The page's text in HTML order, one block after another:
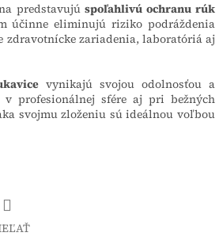
predstavujú spoľahlivú ochranu rúk
účinne eliminujú riziko podráždenia
zdravotnícke zariadenia, laboratóriá aj
vynikajú svojou odolnosťou a
v profesionálnej sfére aj pri bežných
svojmu zloženiu sú ideálnou voľbou